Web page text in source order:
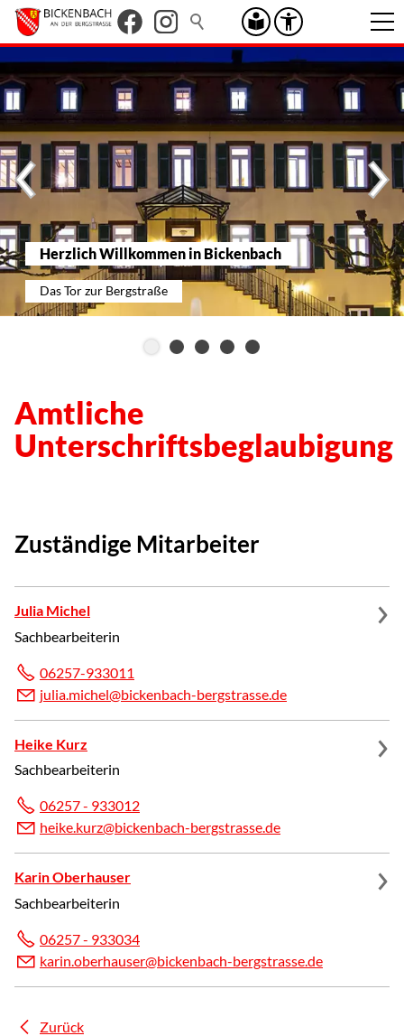
Herzlich Willkommen in Bickenbach
Das Tor zur Bergstraße
Amtliche
Unterschriftsbeglaubigung
Zuständige Mitarbeiter
Julia Michel
Sachbearbeiterin
06257-933011
j l m ch l b ck nb ch-b rgstr ss d
Heike Kurz
Sachbearbeiterin
06257 - 933012
h
k k rz b ck nb ch-b rgstr ss d
Karin Oberhauser
Sachbearbeiterin
06257 - 933034
k r n b rh s r b ck nb ch-b rgstr ss d
Zurück